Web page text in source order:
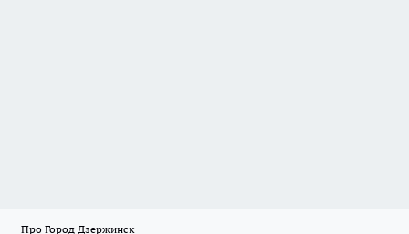
Про Город Дзержинск